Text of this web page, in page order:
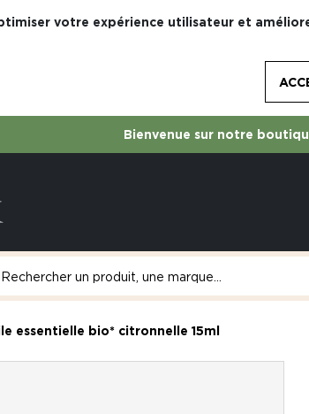
votre expérience utilisateur et
Bienvenue sur notre
essentielle bio* citronnelle 15ml